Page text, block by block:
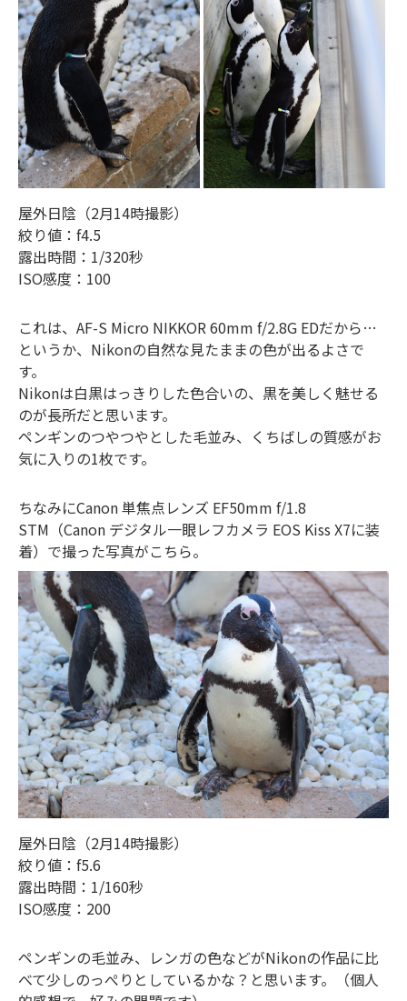
屋外日陰（2月14時撮影）
絞り値：f4.5
露出時間：1/320秒
ISO感度：100
これは、AF-S Micro NIKKOR 60mm f/2.8G EDだから…
というか、Nikonの自然な見たままの色が出るよさで
す。
Nikonは白黒はっきりした色合いの、黒を美しく魅せる
のが長所だと思います。
ペンギンのつやつやとした毛並み、くちばしの質感がお
気に入りの1枚です。
ちなみにCanon 単焦点レンズ EF50mm f/1.8
STM（Canon デジタル一眼レフカメラ EOS Kiss X7に装
着）で撮った写真がこちら。
屋外日陰（2月14時撮影）
絞り値：f5.6
露出時間：1/160秒
ISO感度：200
ペンギンの毛並み、レンガの色などがNikonの作品に比
べて少しのっぺりとしているかな？と思います。（個人